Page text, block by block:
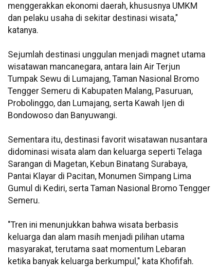
menggerakkan ekonomi daerah, khususnya UMKM
dan pelaku usaha di sekitar destinasi wisata,"
katanya.
Sejumlah destinasi unggulan menjadi magnet utama
wisatawan mancanegara, antara lain Air Terjun
Tumpak Sewu di Lumajang, Taman Nasional Bromo
Tengger Semeru di Kabupaten Malang, Pasuruan,
Probolinggo, dan Lumajang, serta Kawah Ijen di
Bondowoso dan Banyuwangi.
Sementara itu, destinasi favorit wisatawan nusantara
didominasi wisata alam dan keluarga seperti Telaga
Sarangan di Magetan, Kebun Binatang Surabaya,
Pantai Klayar di Pacitan, Monumen Simpang Lima
Gumul di Kediri, serta Taman Nasional Bromo Tengger
Semeru.
"Tren ini menunjukkan bahwa wisata berbasis
keluarga dan alam masih menjadi pilihan utama
masyarakat, terutama saat momentum Lebaran
ketika banyak keluarga berkumpul," kata Khofifah.